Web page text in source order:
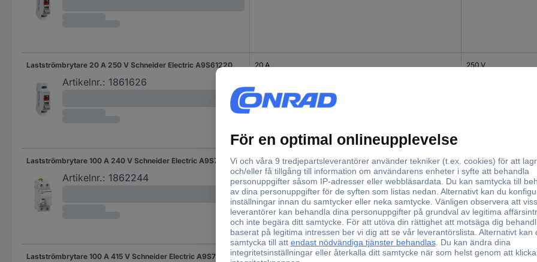
Lastströmbrytare 20 A 250 V Schneider Electric A9S61220
Artikelnr.: 1861626
20 A 250 V
Lastströmbrytare 100 A 240 V Schneider Electric A9S70690
Artikelnr.: 1862244
100 A 240 V
Lastströmbrytare 100 A 415 V Schneider Electric A9S70790 100 A 415 V